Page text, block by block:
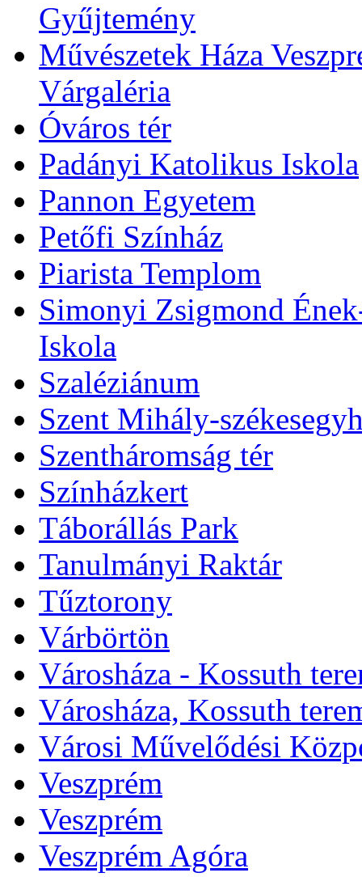
Gyűjtemény
Művészetek Háza
Várgaléria
Óváros tér
Padányi Katolikus Iskola
Pannon Egyetem
Petőfi Színház
Piarista Templom
Simonyi Zsigmond
Iskola
Szaléziánum
Szent Mihály-
Szentháromság tér
Színházkert
Táborállás Park
Tanulmányi Raktár
Tűztorony
Várbörtön
Városháza - Kossuth
Városháza, Kossuth
Városi Művelődési
Veszprém
Veszprém
Veszprém Agóra